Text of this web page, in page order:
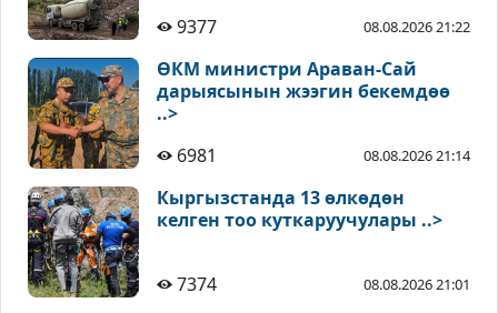
9377 08.08.2026 21:22
ӨКМ министри Араван-Сай
дарыясынын жээгин бекемдөө
..>
6981
08.08.2026 21:14
Кыргызстанда 13 өлкөдөн
келген тоо куткаруучулары ..>
7374 08.08.2026 21:01